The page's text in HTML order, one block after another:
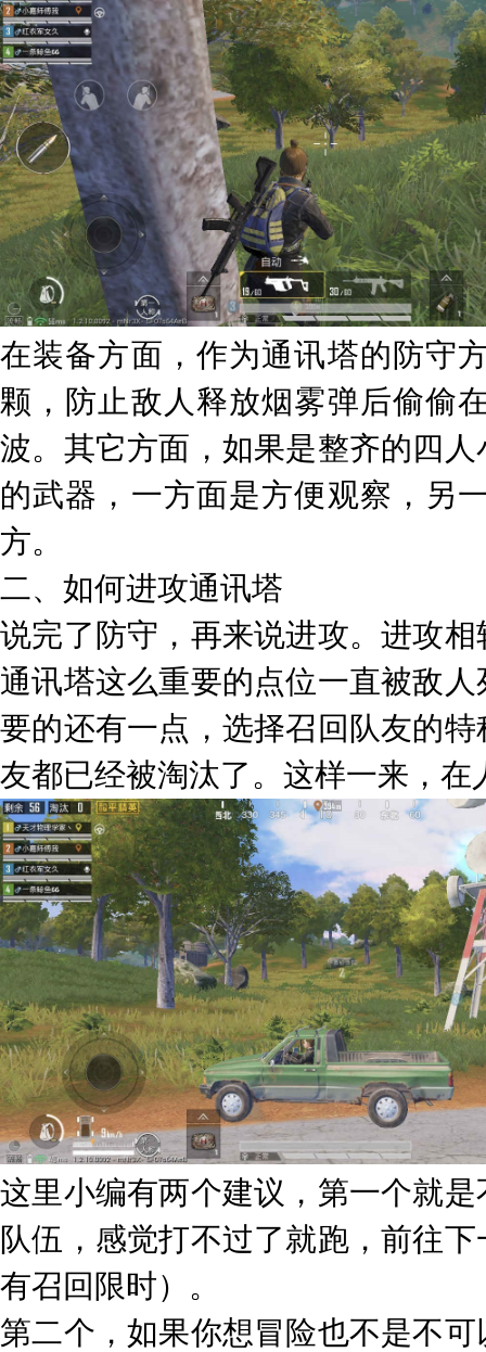
在装备方面，作为通讯塔的防守
颗，防止敌人释放烟雾弹后偷偷
波。其它方面，如果是整齐的四
的武器，一方面是方便观察，另
方。
二、如何进攻通讯塔
说完了防守，再来说进攻。进攻
通讯塔这么重要的点位一直被敌
要的还有一点，选择召回队友的
友都已经被淘汰了。这样一来，
这里小编有两个建议，第一个就
队伍，感觉打不过了就跑，前往
有召回限时）。
第二个，如果你想冒险也不是不